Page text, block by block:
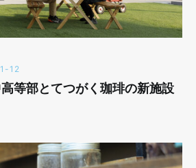
12
等部とてつがく珈琲の新施設